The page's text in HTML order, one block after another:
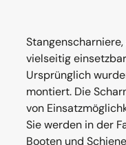
vielseitig
Ursprünglich
montiert. Die
von
Sie werden in der
Booten und